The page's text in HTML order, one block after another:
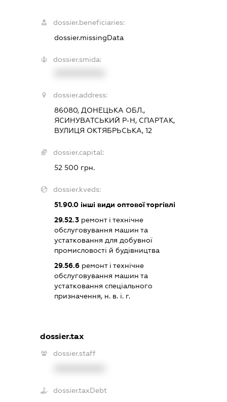
dossier.beneficiaries:
dossier.missingData
dossier.smida:
dossier.address:
86080, ДОНЕЦЬКА ОБЛ.,
ЯСИНУВАТСЬКИЙ Р-Н, СПАРТАК,
ВУЛИЦЯ ОКТЯБРЬСЬКА, 12
dossier.capital:
52 500 грн.
dossier.kveds:
51.90.0інші види оптової торгівлі
29.52.3ремонт і технічне
обслуговування машин та
устатковання для добувної
промисловості й будівництва
29.56.6ремонт і технічне
обслуговування машин та
устатковання спеціального
призначення, н. в. і. г.
dossier.tax
dossier.staff
dossier.taxDebt